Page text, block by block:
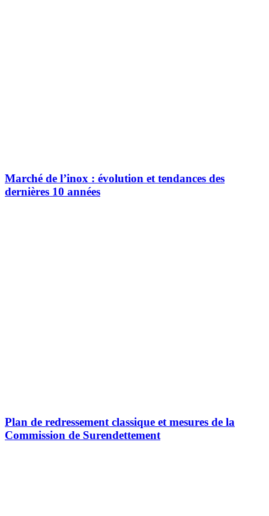
Marché de l’inox : évolution et tendances des
dernières 10 années
Plan de redressement classique et mesures de la
Commission de Surendettement